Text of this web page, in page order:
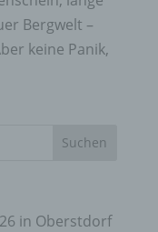
Bergwelt –
keine Panik,
in Oberstdorf